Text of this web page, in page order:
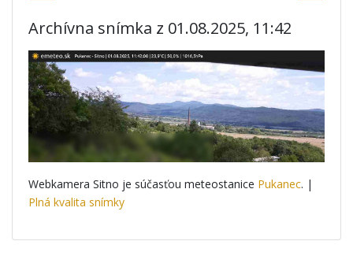
Archívna snímka z 01.08.2025, 11:42
Webkamera Sitno je súčasťou meteostanice Pukanec. |
Plná kvalita snímky